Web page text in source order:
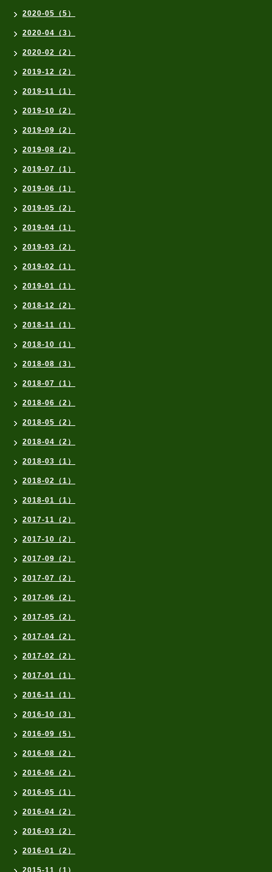
2020-05（5）
2020-04（3）
2020-02（2）
2019-12（2）
2019-11（1）
2019-10（2）
2019-09（2）
2019-08（2）
2019-07（1）
2019-06（1）
2019-05（2）
2019-04（1）
2019-03（2）
2019-02（1）
2019-01（1）
2018-12（2）
2018-11（1）
2018-10（1）
2018-08（3）
2018-07（1）
2018-06（2）
2018-05（2）
2018-04（2）
2018-03（1）
2018-02（1）
2018-01（1）
2017-11（2）
2017-10（2）
2017-09（2）
2017-07（2）
2017-06（2）
2017-05（2）
2017-04（2）
2017-02（2）
2017-01（1）
2016-11（1）
2016-10（3）
2016-09（5）
2016-08（2）
2016-06（2）
2016-05（1）
2016-04（2）
2016-03（2）
2016-01（2）
2015-11（1）